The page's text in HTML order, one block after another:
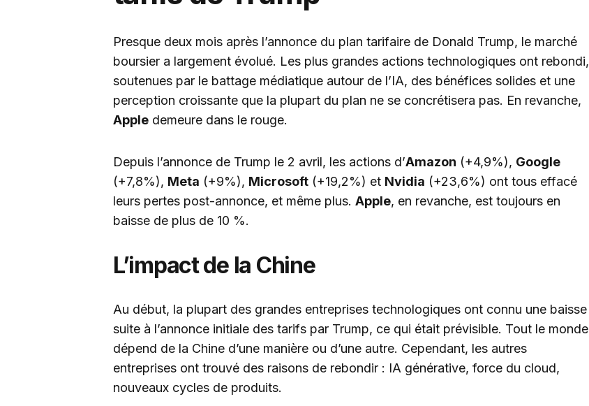
Presque deux mois après l’annonce du plan tarifaire de Donald Trump, le marché
boursier a largement évolué. Les plus grandes actions technologiques ont rebondi,
soutenues par le battage médiatique autour de l’IA, des bénéfices solides et une
perception croissante que la plupart du plan ne se concrétisera pas. En revanche,
Apple demeure dans le rouge.
Depuis l’annonce de Trump le 2 avril, les actions d’Amazon (+4,9%), Google
(+7,8%), Meta (+9%), Microsoft (+19,2%) et Nvidia (+23,6%) ont tous effacé
leurs pertes post-annonce, et même plus. Apple, en revanche, est toujours en
baisse de plus de 10 %.
L’impact de la Chine
Au début, la plupart des grandes entreprises technologiques ont connu une baisse
suite à l’annonce initiale des tarifs par Trump, ce qui était prévisible. Tout le monde
dépend de la Chine d’une manière ou d’une autre. Cependant, les autres
entreprises ont trouvé des raisons de rebondir : IA générative, force du cloud,
nouveaux cycles de produits.